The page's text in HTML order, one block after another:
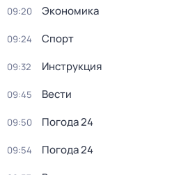
09:20 Экономика
09:24 Спорт
09:32 Инструкция
09:45 Вести
09:50 Погода 24
09:54 Погода 24